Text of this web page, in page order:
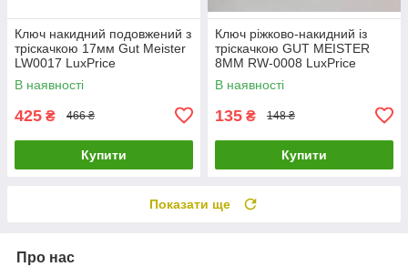
Ключ накидний подовжений з
тріскачкою 17мм Gut Meister
LW0017 LuxPrice
В наявності
425 ₴ 466 ₴
Купити
Ключ ріжково-накидний із
тріскачкою GUT MEISTER
8MM RW-0008 LuxPrice
В наявності
135 ₴ 148 ₴
Купити
Показати ще
Про нас